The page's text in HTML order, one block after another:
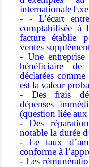
internationale
- - L’écart
comptabilisée à
facture établie
ventes
- Une entreprise
bénéficiaire
déclarées
est la valeur
- Des frais
dépenses
(question liée
- Des
notable la durée
- Le taux
conforme à
- Les